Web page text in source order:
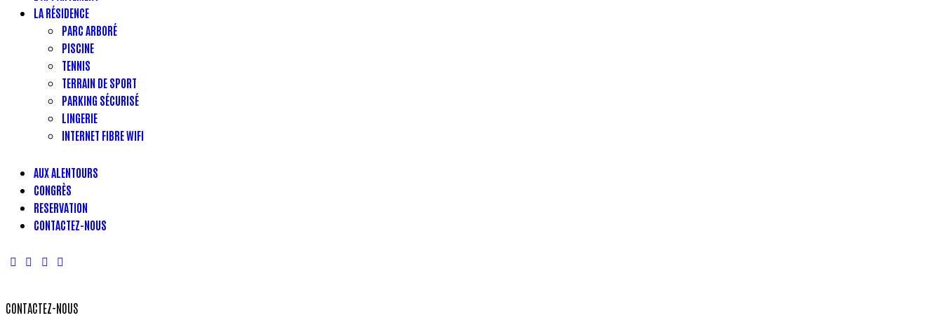
LA RÉSIDENCE
PARC ARBORÉ
PISCINE
TENNIS
TERRAIN DE SPORT
PARKING SÉCURISÉ
LINGERIE
INTERNET FIBRE WIFI
AUX ALENTOURS
CONGRÈS
RESERVATION
CONTACTEZ-NOUS
CONTACTEZ-NOUS